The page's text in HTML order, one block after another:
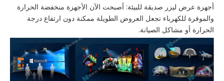
أجهزة عرض ليزر صديقة للبيئة: أصبحت الآن الأجهزة منخفضة الحرارة
والموفرة للكهرباء تجعل العروض الطويلة ممكنة دون ارتفاع درجة
الحرارة أو مشاكل الصيانة.